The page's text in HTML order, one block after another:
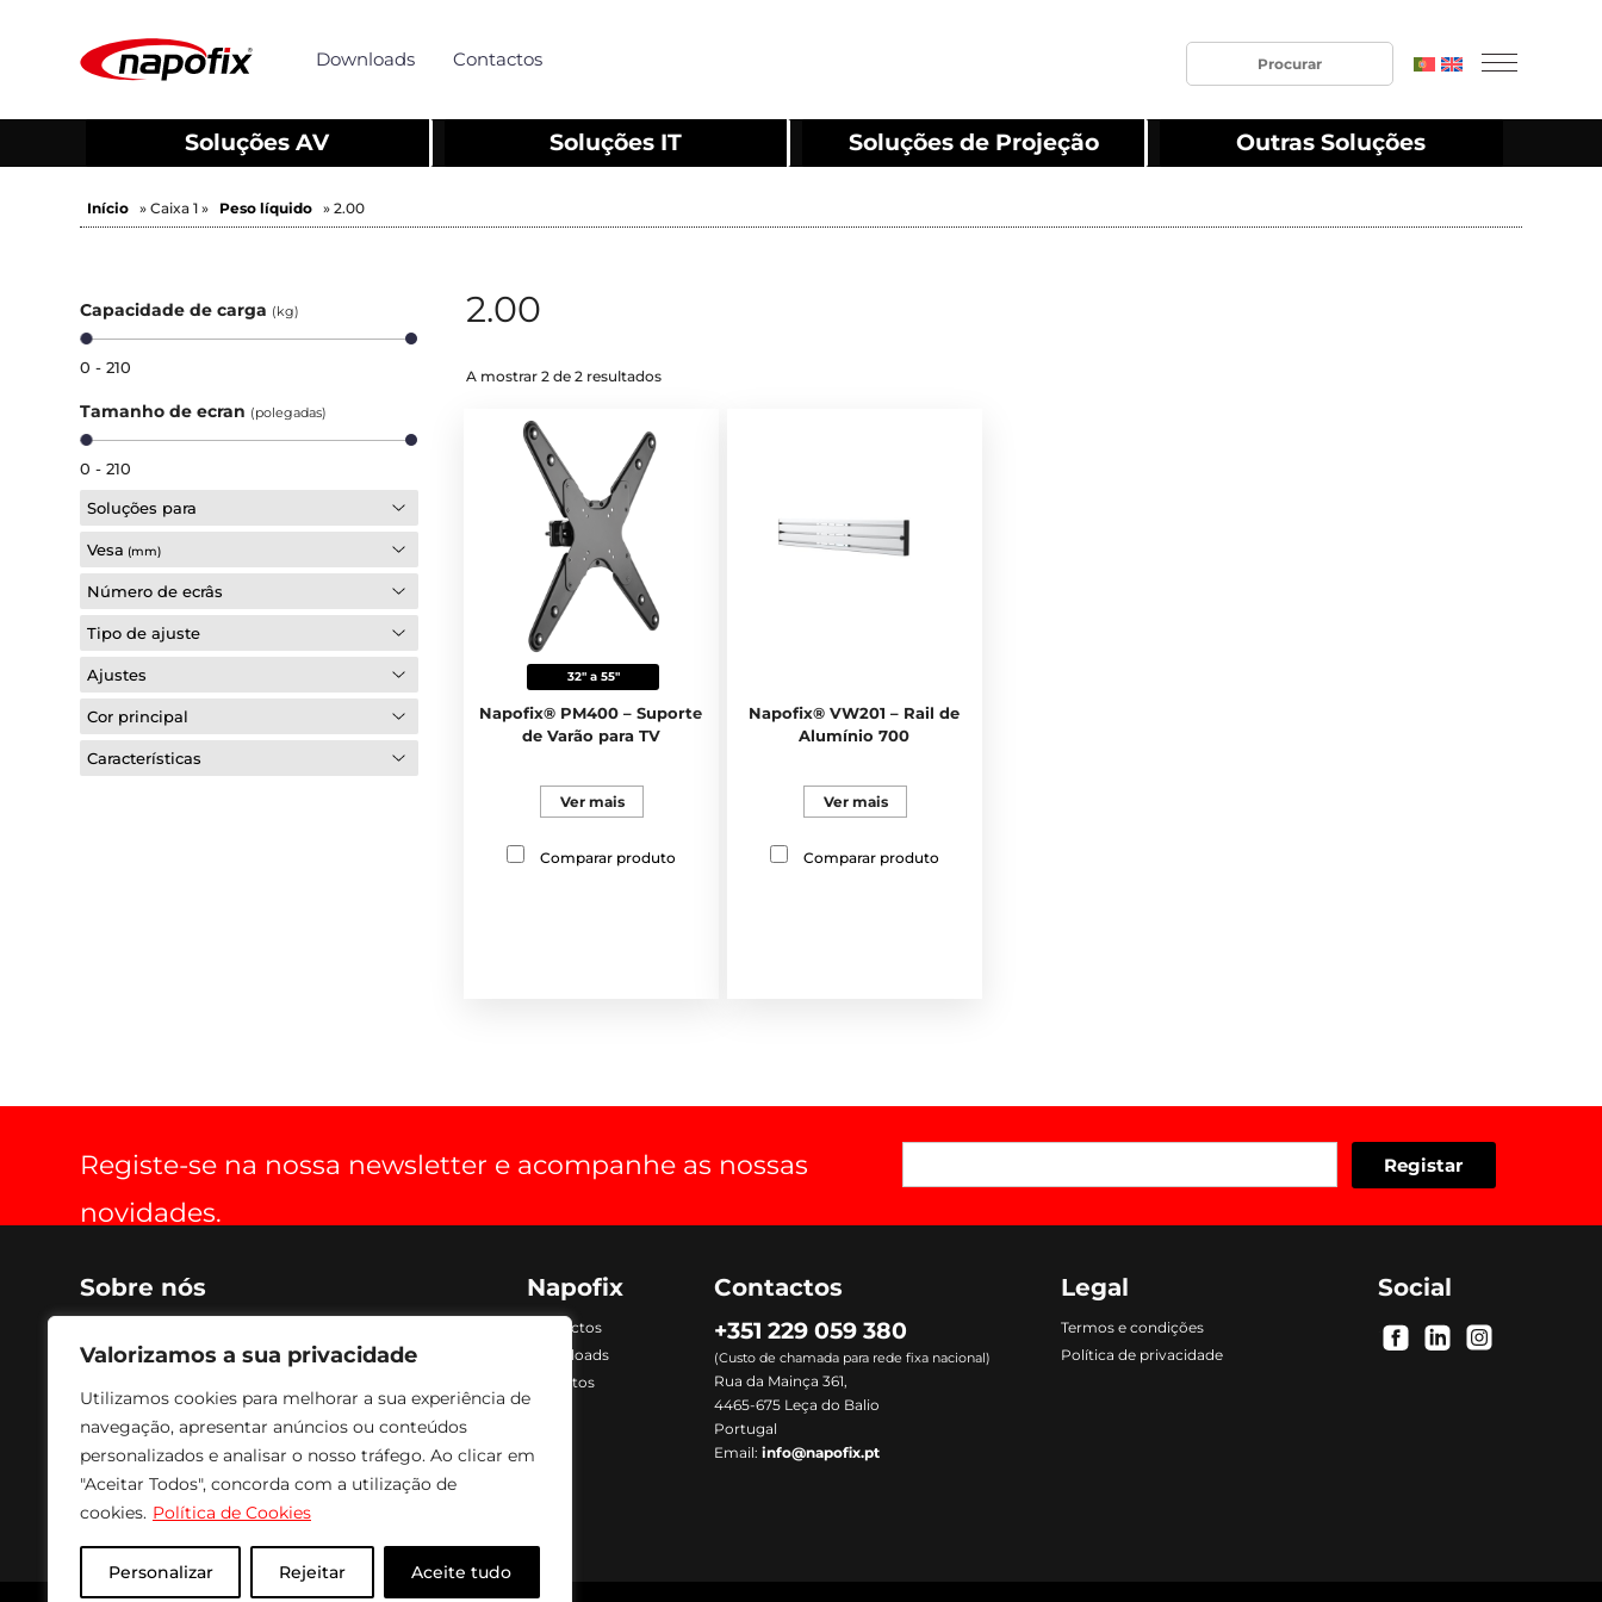
Valorizamos a sua privacidade
Utilizamos cookies para melhorar a sua experiência de
navegação, apresentar anúncios ou conteúdos
personalizados e analisar o nosso tráfego. Ao clicar em
"Aceitar Todos", concorda com a utilização de
cookies. Política de Cookies
Personalizar Rejeitar Aceite tudo
Downloads Contactos
Soluções AV Soluções IT Soluções de Projeção Outras Soluções
Início » Caixa 1 » Peso líquido » 2.00
Capacidade de carga (kg)
0 - 210
Tamanho de ecran (polegadas)
0 - 210
Soluções para
Vesa (mm)
Número de ecrâs
Tipo de ajuste
Ajustes
Cor principal
Características
2.00
A mostrar 2 de 2 resultados
32" a 55"
Napofix® PM400 – Suporte
de Varão para TV
Ver mais
Comparar produto
Napofix® VW201 – Rail de
Alumínio 700
Ver mais
Comparar produto
Registe-se na nossa newsletter e acompanhe as nossas
novidades.
Sobre nós
optimização de espaço, práticas, estéticas, funcionais
imagem. Os nossos produtos são fabricados com
tecnologia avançada, combinando com acabamento
a Epóxi, conferindo um acabamento e textura de
excelente qualidade e durabilidade. Para fazer face às
solicitações mais urgentes temos sempre em stock
todos os produtos para entrega imediata.
Napofix
Contactos
Downloads
Produtos
Contactos
+351 229 059 380
(Custo de chamada para rede fixa nacional)
Rua da Mainça 361,
4465-675 Leça do Balio
Portugal
Email:info@napofix.pt
Legal
Termos e condições
Política de privacidade
Social